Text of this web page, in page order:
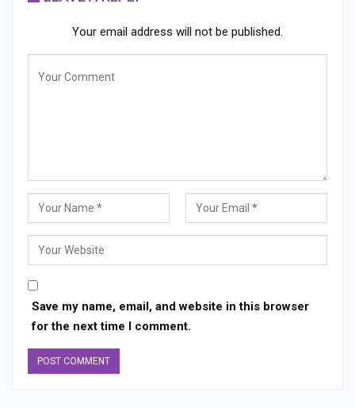
Your email address will not be published.
Save my name, email, and website in this browser
for the next time I comment.